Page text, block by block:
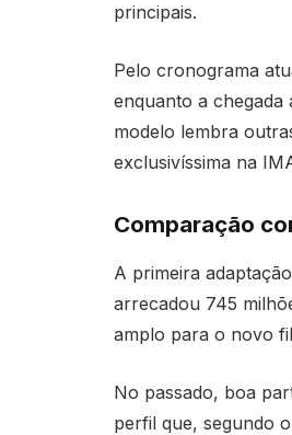
principais.
Pelo cronograma
enquanto a chegada
modelo lembra
exclusivíssima na
Comparação
A primeira
arrecadou 745
amplo para o novo
No passado, boa
perfil que, segundo